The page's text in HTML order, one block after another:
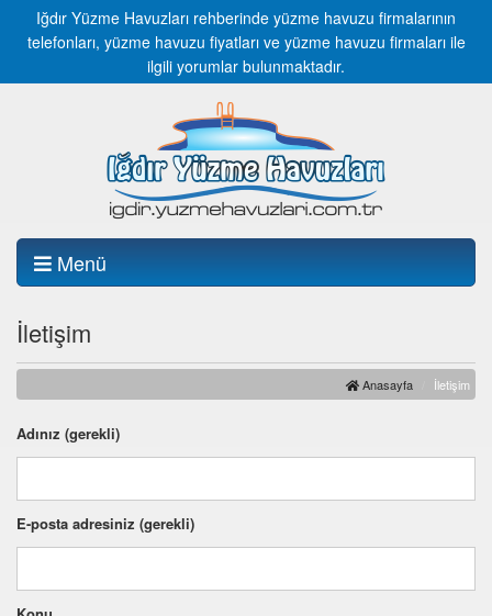
Iğdır Yüzme Havuzları rehberinde yüzme havuzu firmalarının
telefonları, yüzme havuzu fiyatları ve yüzme havuzu firmaları ile
ilgili yorumlar bulunmaktadır.
Menü
İletişim
Anasayfa İletişim
Adınız (gerekli)
E-posta adresiniz (gerekli)